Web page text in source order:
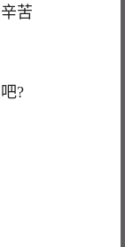
苦
?